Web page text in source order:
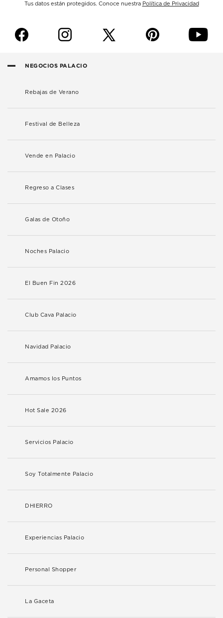
Tus datos están protegidos. Conoce nuestra Política de Privacidad
f i p y
NEGOCIOS PALACIO
Rebajas de Verano
Festival de Belleza
Vende en Palacio
Regreso a Clases
Galas de Otoño
Noches Palacio
El Buen Fin 2026
Club Cava Palacio
Navidad Palacio
Amamos los Puntos
Hot Sale 2026
Servicios Palacio
Soy Totalmente Palacio
DHIERRO
Experiencias Palacio
Personal Shopper
La Gaceta